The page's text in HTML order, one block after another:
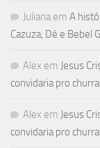
Juliana em A
Cazuza, Dé e Bebel
Alex em Jesus
convidaria pro
Alex em Jesus
convidaria pro